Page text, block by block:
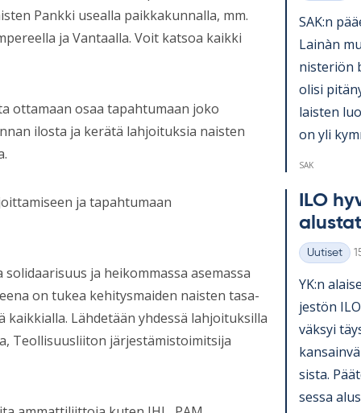
Pankki usealla paikkakunnalla, mm.
ja Vantaalla. Voit katsoa kaikki
ottamaan osaa tapahtumaan joko
ilosta ja kerätä lahjoituksia naisten
ja tapahtumaan
ja heikommassa asemassa
on tukea kehitysmaiden naisten tasa-
Lähdetään yhdessä lahjoituksilla
Teollisuusliiton järjestämistoimitsija
SAK:n
Lainàn
nis­te­riön
olisi
lais­ten
on yli
SAK
ILO
Kategoriat
Uutiset
YK:n
jes­tön
väk­syi
sista.
sessa